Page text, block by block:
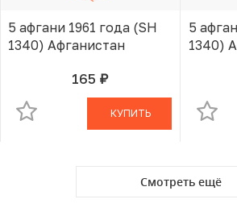
5 афгани 1961 года (SH
1340) Афганистан
165 руб.В КОРЗИНЕ
КУПИТЬ
5
1340)
Смотреть ещё